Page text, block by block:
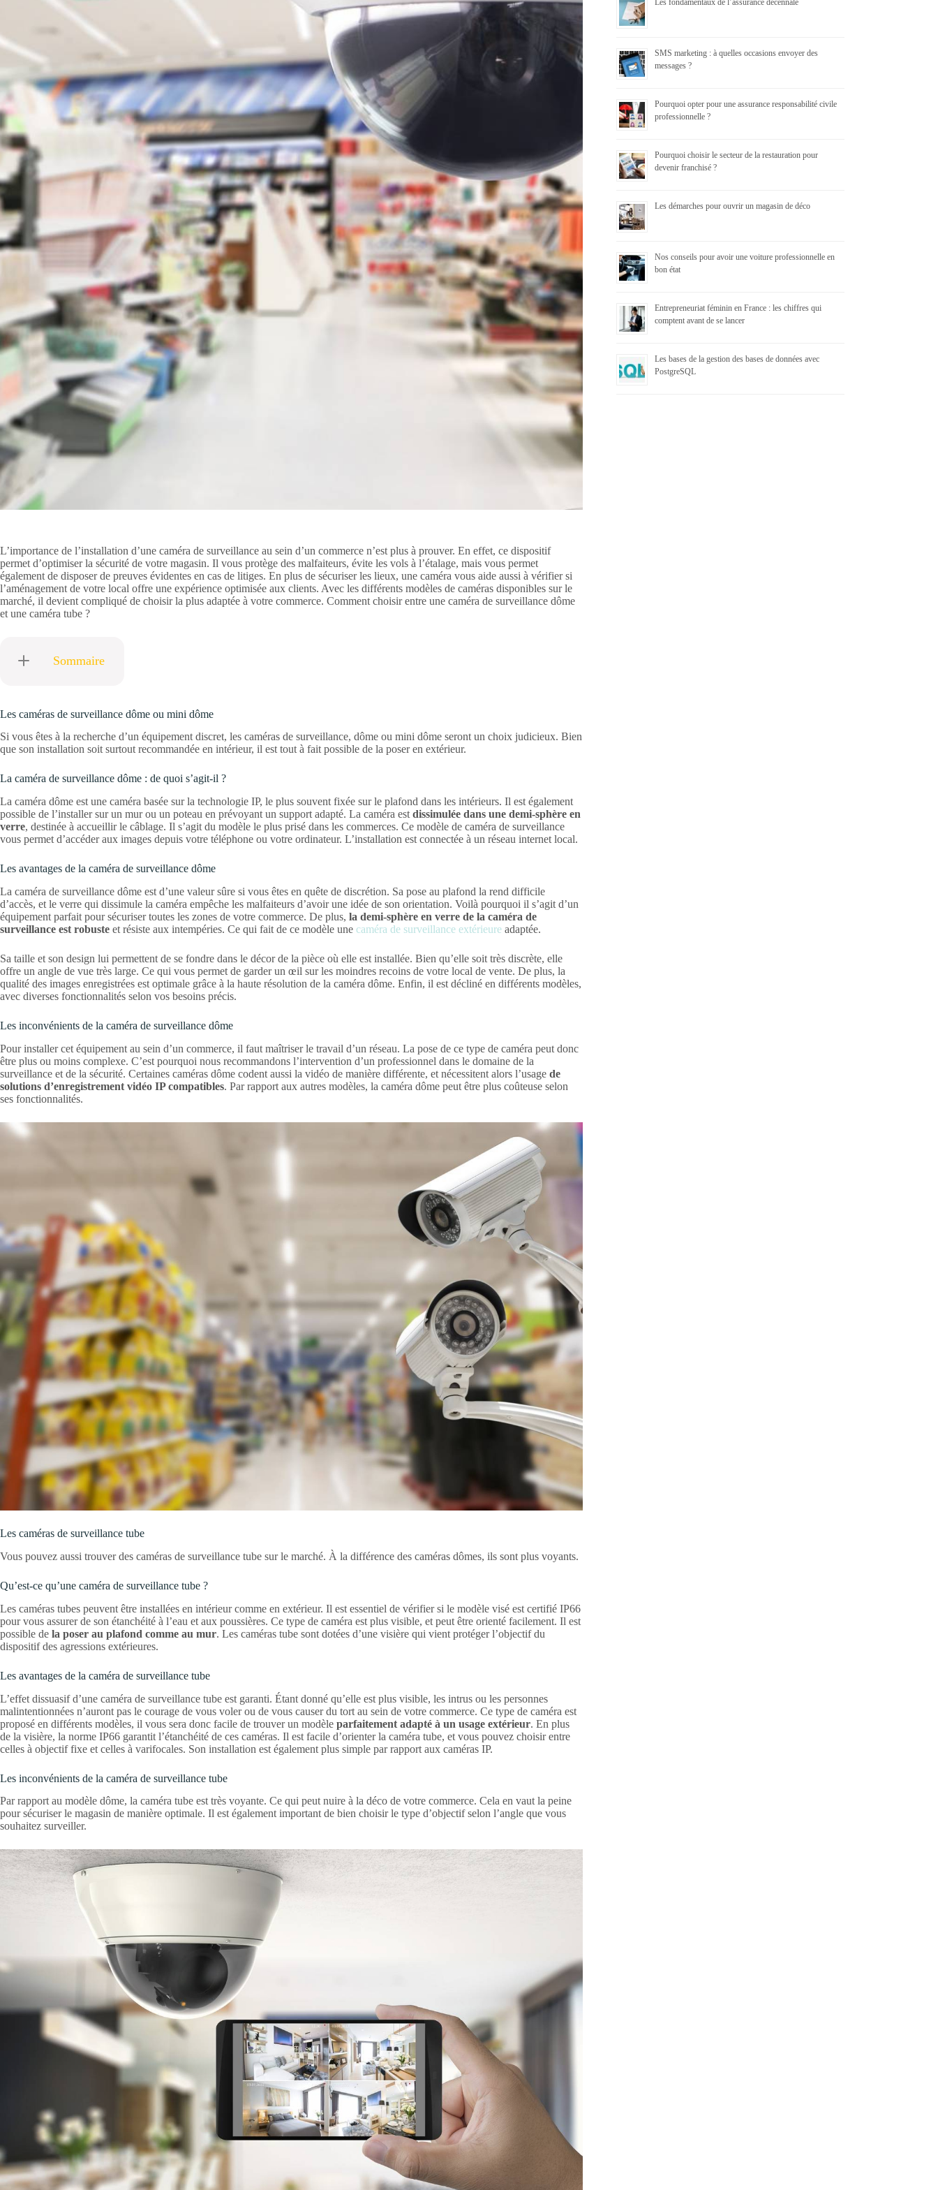
L’importance de l’installation d’une caméra de surveillance au sein d’un commerce n’est plus à prouver. En effet, ce dispositif
permet d’optimiser la sécurité de votre magasin. Il vous protège des malfaiteurs, évite les vols à l’étalage, mais vous permet
également de disposer de preuves évidentes en cas de litiges. En plus de sécuriser les lieux, une caméra vous aide aussi à vérifier si
l’aménagement de votre local offre une expérience optimisée aux clients. Avec les différents modèles de caméras disponibles sur le
marché, il devient compliqué de choisir la plus adaptée à votre commerce. Comment choisir entre une caméra de surveillance dôme
et une caméra tube ?
Sommaire
Les caméras de surveillance dôme ou mini dôme
Si vous êtes à la recherche d’un équipement discret, les caméras de surveillance, dôme ou mini dôme seront un choix judicieux. Bien
que son installation soit surtout recommandée en intérieur, il est tout à fait possible de la poser en extérieur.
La caméra de surveillance dôme : de quoi s’agit-il ?
La caméra dôme est une caméra basée sur la technologie IP, le plus souvent fixée sur le plafond dans les intérieurs. Il est également
possible de l’installer sur un mur ou un poteau en prévoyant un support adapté. La caméra est dissimulée dans une demi-sphère en
verre, destinée à accueillir le câblage. Il s’agit du modèle le plus prisé dans les commerces. Ce modèle de caméra de surveillance
vous permet d’accéder aux images depuis votre téléphone ou votre ordinateur. L’installation est connectée à un réseau internet local.
Les avantages de la caméra de surveillance dôme
La caméra de surveillance dôme est d’une valeur sûre si vous êtes en quête de discrétion. Sa pose au plafond la rend difficile
d’accès, et le verre qui dissimule la caméra empêche les malfaiteurs d’avoir une idée de son orientation. Voilà pourquoi il s’agit d’un
équipement parfait pour sécuriser toutes les zones de votre commerce. De plus, la demi-sphère en verre de la caméra de
surveillance est robuste et résiste aux intempéries. Ce qui fait de ce modèle une caméra de surveillance extérieure adaptée.
Sa taille et son design lui permettent de se fondre dans le décor de la pièce où elle est installée. Bien qu’elle soit très discrète, elle
offre un angle de vue très large. Ce qui vous permet de garder un œil sur les moindres recoins de votre local de vente. De plus, la
qualité des images enregistrées est optimale grâce à la haute résolution de la caméra dôme. Enfin, il est décliné en différents modèles,
avec diverses fonctionnalités selon vos besoins précis.
Les inconvénients de la caméra de surveillance dôme
Pour installer cet équipement au sein d’un commerce, il faut maîtriser le travail d’un réseau. La pose de ce type de caméra peut donc
être plus ou moins complexe. C’est pourquoi nous recommandons l’intervention d’un professionnel dans le domaine de la
surveillance et de la sécurité. Certaines caméras dôme codent aussi la vidéo de manière différente, et nécessitent alors l’usage de
solutions d’enregistrement vidéo IP compatibles. Par rapport aux autres modèles, la caméra dôme peut être plus coûteuse selon
ses fonctionnalités.
Les caméras de surveillance tube
Vous pouvez aussi trouver des caméras de surveillance tube sur le marché. À la différence des caméras dômes, ils sont plus voyants.
Qu’est-ce qu’une caméra de surveillance tube ?
Les caméras tubes peuvent être installées en intérieur comme en extérieur. Il est essentiel de vérifier si le modèle visé est certifié IP66
pour vous assurer de son étanchéité à l’eau et aux poussières. Ce type de caméra est plus visible, et peut être orienté facilement. Il est
possible de la poser au plafond comme au mur. Les caméras tube sont dotées d’une visière qui vient protéger l’objectif du
dispositif des agressions extérieures.
Les avantages de la caméra de surveillance tube
L’effet dissuasif d’une caméra de surveillance tube est garanti. Étant donné qu’elle est plus visible, les intrus ou les personnes
malintentionnées n’auront pas le courage de vous voler ou de vous causer du tort au sein de votre commerce. Ce type de caméra est
proposé en différents modèles, il vous sera donc facile de trouver un modèle parfaitement adapté à un usage extérieur. En plus
de la visière, la norme IP66 garantit l’étanchéité de ces caméras. Il est facile d’orienter la caméra tube, et vous pouvez choisir entre
celles à objectif fixe et celles à varifocales. Son installation est également plus simple par rapport aux caméras IP.
Les inconvénients de la caméra de surveillance tube
Par rapport au modèle dôme, la caméra tube est très voyante. Ce qui peut nuire à la déco de votre commerce. Cela en vaut la peine
pour sécuriser le magasin de manière optimale. Il est également important de bien choisir le type d’objectif selon l’angle que vous
souhaitez surveiller.
SMS marketing : à quelles occasions envoyer des
messages ?
Pourquoi opter pour une assurance responsabilité civile
professionnelle ?
Pourquoi choisir le secteur de la restauration pour
devenir franchisé ?
Les démarches pour ouvrir un magasin de déco
Nos conseils pour avoir une voiture professionnelle en
bon état
Entrepreneuriat féminin en France : les chiffres qui
comptent avant de se lancer
Les bases de la gestion des bases de données avec
PostgreSQL